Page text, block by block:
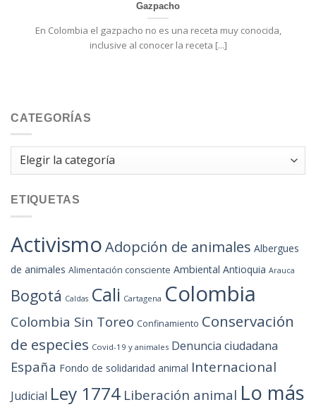
CATEGORÍAS
Categorías
ETIQUETAS
ActivismoAdopción de animales Albergues
de animales Alimentación consciente Ambiental Antioquia Arauca
Bogotá Caldas Cali Cartagena Colombia
Colombia Sin Toreo Confinamiento Conservación
de especies Covid-19 y animales Denuncia ciudadana
España Fondo de solidaridad animal Internacional
Judicial Ley 1774 Liberación animal Lo más
Gazpacho
En Colombia el gazpacho no es una receta muy conocida,
inclusive al conocer la receta [...]